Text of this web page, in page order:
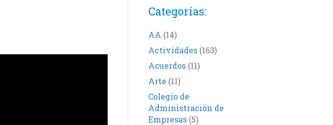
Categorías:
AA (14)
Actividades(163)
Acuerdos(11)
Arte (11)
Colegio de
Administración de
Empresas(5)